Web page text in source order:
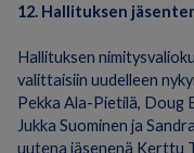
12. Hallituksen
Hallituksen
valittaisiin uudelleen
Pekka Ala-Pietilä, Doug
Jukka Suominen ja
uutena jäsenenä Kerttu